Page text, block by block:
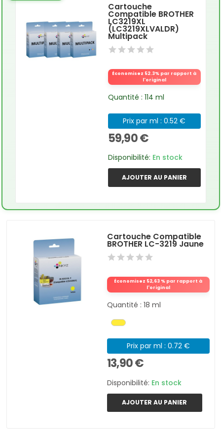
Cartouche
Compatible BROTHER
LC3219XL
(LC3219XLVALDR)
Multipack
Économisez 52.3% par rapport à
l'original
Quantité : 114 ml
Prix par ml : 0.52 €
59,90 €
Disponibilité: En stock
AJOUTER AU PANIER
Cartouche Compatible
BROTHER LC-3219 Jaune
Économisez 52,63 % par rapport à
l'original
Quantité : 18 ml
Prix par ml : 0.72 €
13,90 €
Disponibilité: En stock
AJOUTER AU PANIER